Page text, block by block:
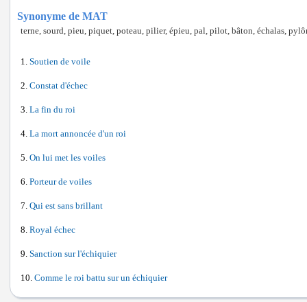
Synonyme de MAT
terne, sourd, pieu, piquet, poteau, pilier, épieu, pal, pilot, bâton, échalas,
Soutien de voile
Constat d'échec
La fin du roi
La mort annoncée d'un roi
On lui met les voiles
Porteur de voiles
Qui est sans brillant
Royal échec
Sanction sur l'échiquier
Comme le roi battu sur un échiquier